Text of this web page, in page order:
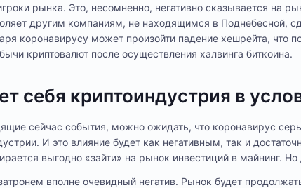
рынка. Это, несомненно, негативно сказывается на
другим компаниям, не находящимся в Поднебесной,
коронавирусу может произойти падение хешрейта, что
криптовалют после осуществления халвинга биткоина.
себя криптоиндустрия в
сейчас события, можно ожидать, что коронавирус
И это влияние будет как негативным, так и
выгодно «зайти» на рынок инвестиций в майнинг.
вполне очевидный негатив. Рынок будет